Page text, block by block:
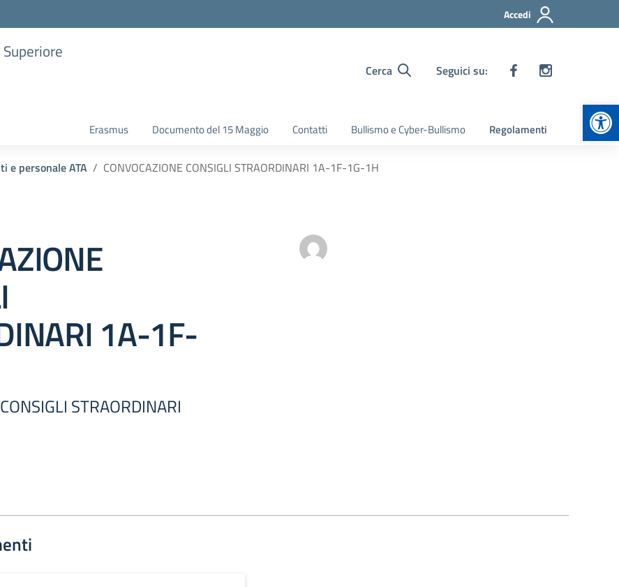
Accedi
Cerca Seguici su:
Erasmus Documento del 15 Maggio Contatti Bullismo e Cyber-Bullismo Regolamenti
e personale ATA CONVOCAZIONE CONSIGLI STRAORDINARI 1A-1F-1G-1H
1A-1F-
STRAORDINARI